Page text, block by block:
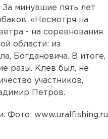
минувшие пять лет
«Несмотря на
- на соревнования
области: из
Богдановича. В итоге,
разы. Клев был, не
участников,
Петров.
Фото: www.uralfishing.ru